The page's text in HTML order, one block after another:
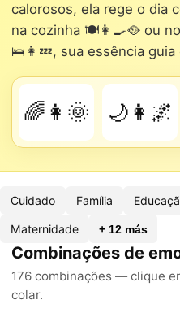
calorosos, ela rege o dia
na cozinha 🍽️👩‍🍳🥘 ou
🛌👩💤, sua essência
🌈👩🌞 🌙👩🌌
Cuidado Família
Maternidade + 12 más
Combinações de
176 combinações — clique
colar.